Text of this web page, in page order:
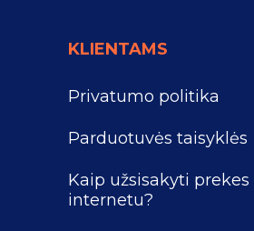
KLIENTAMS
Privatumo politika
Parduotuvės taisyklės
Kaip užsisakyti prekes
internetu?